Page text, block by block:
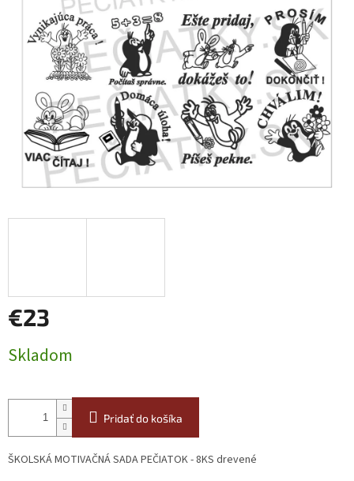
€23
cena:
Skladom
Pridať do košíka
ŠKOLSKÁ MOTIVAČNÁ SADA PEČIATOK - 8KS drevené